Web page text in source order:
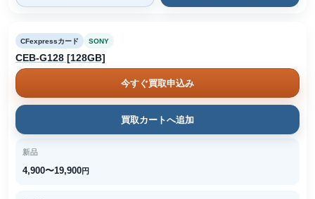
CFexpressカード SONY
CEB-G128 [128GB]
今すぐ買取申込み
買取カートへ追加
新品
4,900〜19,900円